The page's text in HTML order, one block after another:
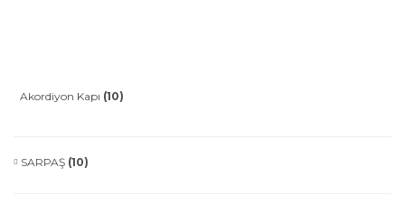
Akordiyon Kapı (10)
SARPAŞ (10)